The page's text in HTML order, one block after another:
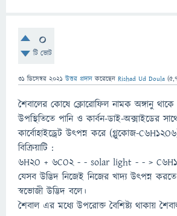
0
টি ভোট
31 ডিসেম্বর 2021 উত্তর প্রদান করেছেন Rishad Ud Doula (
শৈবালের কোষে ক্লোরোফিল নামক অঙ্গানু
উপস্থিতিতে পানি ও কার্বন-ডাই-অক্সাইডের
কার্বোহাইড্রেট উৎপন্ন করে (গ্লুকোজ-
বিক্রিয়াটি :
6H2O + 6CO2 - - solar light - - >
যেসব উদ্ভিদ নিজেই নিজের খাদ্য উৎপন্ন
স্বভোজী উদ্ভিদ বলে।
শৈবাল এর মধ্যে উপরোক্ত বৈশিষ্ট্য থাকায়